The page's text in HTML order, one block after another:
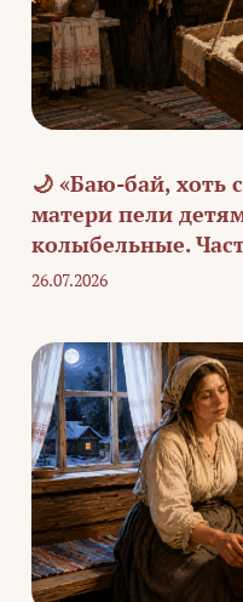
🌙 «Баю-бай, хоть
матери пели
колыбельные.
26.07.2026